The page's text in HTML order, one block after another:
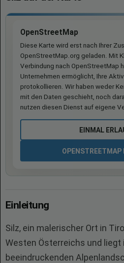
OpenStreetMap
Diese Karte wird erst nach Ihrer
OpenStreetMap.org geladen. Mit
Verbindung nach OpenStreetMap
Unternehmen ermöglicht, Ihre
protokollieren. Wir haben weder
mit den Daten geschieht, noch
nutzen diesen Dienst auf eigene
EINMAL
OPENSTREETMAP
Einleitung
Silz, ein malerischer Ort in
Westen Österreichs und
beeindruckenden